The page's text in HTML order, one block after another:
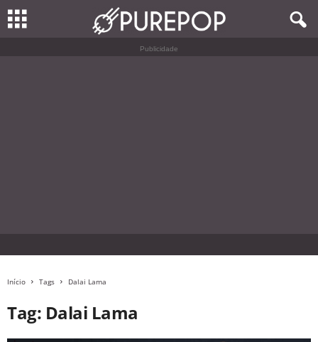
Publicidade
Início Tags Dalai Lama
Tag: Dalai Lama